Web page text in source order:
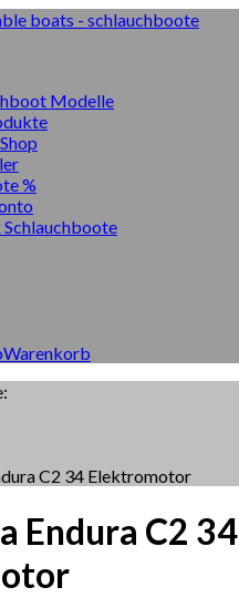
Modelle
%
Warenkorb
C2 34 Elektromotor
Endura C2 34